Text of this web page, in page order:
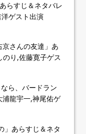
らすじ＆ネタバレ
ゲスト出演
さんの友達」あ
り,佐藤寛子ゲス
ら、バードラン
浦龍宇一,神尾佑ゲ
」あらすじ＆ネタ